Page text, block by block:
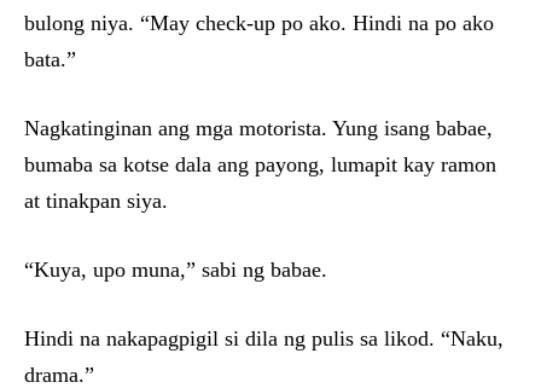
bulong niya. “May check-up po ako. Hindi na po ako
bata.”
Nagkatinginan ang mga motorista. Yung isang babae,
bumaba sa kotse dala ang payong, lumapit kay ramon
at tinakpan siya.
“Kuya, upo muna,” sabi ng babae.
Hindi na nakapagpigil si dila ng pulis sa likod. “Naku,
drama.”